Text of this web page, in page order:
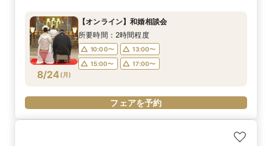
8/24 (月)
【オンライン】和婚相談会
所要時間：2時間程度
10:00〜
13:00〜
15:00〜
17:00〜
フェアを予約